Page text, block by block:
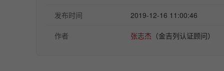
发布时间 2019-12-16 11:00:46
作者 张志杰 （金吉列认证顾问）